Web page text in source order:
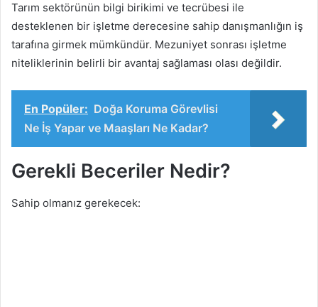
Tarım sektörünün bilgi birikimi ve tecrübesi ile
desteklenen bir işletme derecesine sahip danışmanlığın iş
tarafına girmek mümkündür. Mezuniyet sonrası işletme
niteliklerinin belirli bir avantaj sağlaması olası değildir.
En Popüler: Doğa Koruma Görevlisi
Ne İş Yapar ve Maaşları Ne Kadar?
Gerekli Beceriler Nedir?
Sahip olmanız gerekecek: